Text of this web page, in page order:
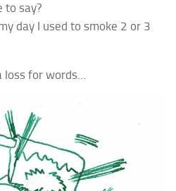
to say?
day I used to smoke 2 or 3
for words…